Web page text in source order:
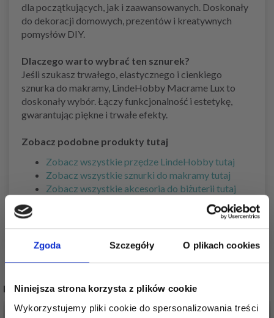
Zgoda Szczegóły O plikach cookies
Niniejsza strona korzysta z plików cookie
Wykorzystujemy pliki cookie do spersonalizowania treści
dla początkujących, jak i zaawansowanych. Doskonały
do dekoracji domowych, prezentów i kreatywnych
pomysłów DIY.
Dlaczego warto wybrać ten sznurek?
Jeśli szukasz trwałego, elastycznego i cienkiego
sznurka do makramy, LindeHobby Macrame Lux to
doskonały wybór. Łączy funkcjonalność i estetykę,
gwarantując piękne i trwałe efekty.
Zobacz podobne produkty tutaj
Zobacz wszystkie przędze LindeHobby tutaj
Zobacz wszystkie sznurki do makramy tutaj
Zobacz wszystkie akcesoria do biżuterii tutaj
Zobacz wszystko do wykończenia projektu tutaj
POPULARNE ALTERNATYWY
50%Promocja